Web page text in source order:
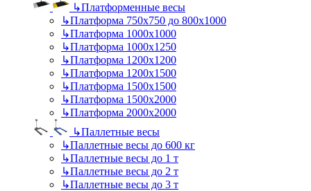
↳Платформенные весы
↳Платформа 750х750 до 800х1000
↳Платформа 1000х1000
↳Платформа 1000х1250
↳Платформа 1200х1200
↳Платформа 1200х1500
↳Платформа 1500х1500
↳Платформа 1500х2000
↳Платформа 2000х2000
↳Паллетные весы
↳Паллетные весы до 600 кг
↳Паллетные весы до 1 т
↳Паллетные весы до 2 т
↳Паллетные весы до 3 т